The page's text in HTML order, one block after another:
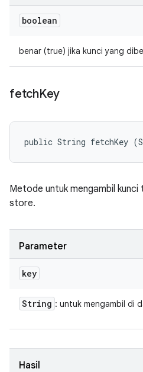
boolean
benar (true) jika kunci yang
fetchKey
public String fetchKey
Metode untuk mengambil
store.
Parameter
key
String : untuk mengambil di
Hasil